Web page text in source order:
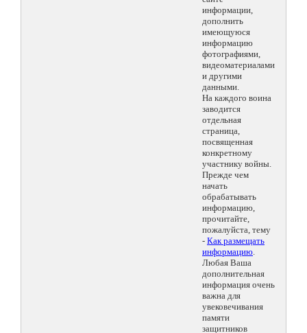
информации,
дополнить
имеющуюся
информацию
фотографиями,
видеоматериалами
и другими
данными.
На каждого воина
заводится
отдельная
страница,
посвященная
конкретному
участнику войны.
Прежде чем
начать
обрабатывать
информацию,
прочитайте,
пожалуйста, тему
- Как размещать
информацию.
Любая Ваша
дополнительная
информация очень
важна для
увековечивания
памяти
защитников